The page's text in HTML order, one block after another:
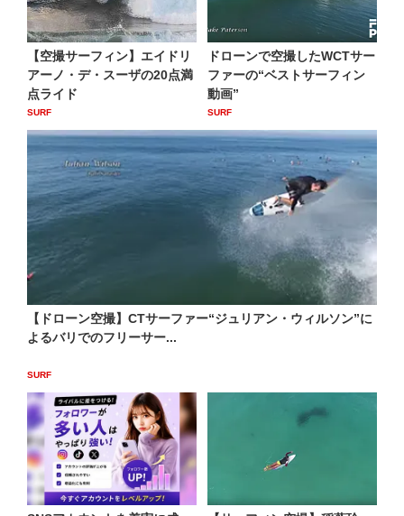
【空撮サーフィン】エイドリ
アーノ・デ・スーザの20点満
点ライド
SURF
ドローンで空撮したWCTサー
ファーの“ベストサーフィン
動画”
SURF
【ドローン空撮】CTサーファー“ジュリアン・ウィルソン”に
よるバリでのフリーサー...
SURF